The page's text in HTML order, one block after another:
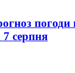
погоди
серпня